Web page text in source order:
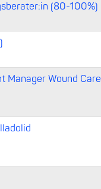
(80-100%)
Manager Wound Care